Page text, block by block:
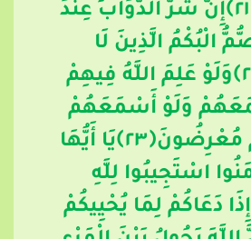
٢١﴾إِنَّ شَرَّ الدَّوَابِّ عِنْدَ
الْبُكْمُ الَّذِينَ لَا
﴾وَلَوْ عَلِمَ اللَّهُ فِيهِمْ
وَلَوْ أَسْمَعَهُمْ
مُعْرِضُونَ﴿٢٣﴾يَا أَيُّهَا
اسْتَجِيبُوا لِلَّهِ
دَعَاكُمْ لِمَا يُحْيِيكُمْ